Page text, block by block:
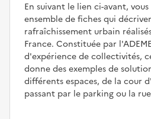
En suivant le lien ci-avant,
ensemble de fiches qui
rafraîchissement urbain
France. Constituée par
d'expérience de collectivités,
donne des exemples de
différents espaces, de la cour
passant par le parking ou la